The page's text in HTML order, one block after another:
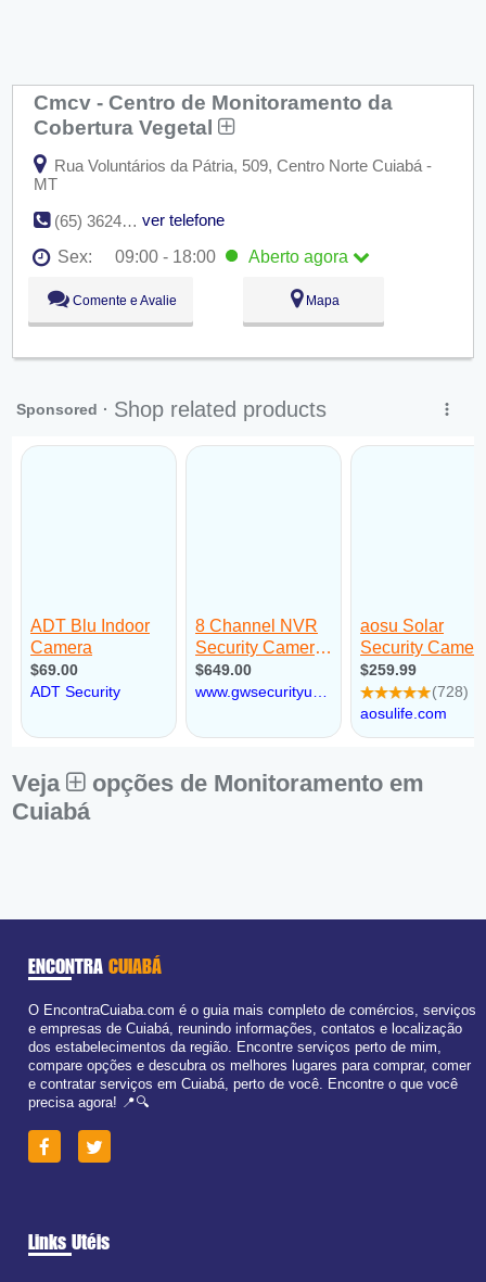
Cmcv - Centro de Monitoramento da
Cobertura Vegetal
Rua Voluntários da Pátria, 509, Centro Norte Cuiabá -
MT
(65) 3624-4965
ver telefone
Sex:
09:00 - 18:00 Aberto agora
Seg:
Ter:
09:00 - 18:00
Qua:
09:00 - 18:00
Sex:
09:00 - 18:00 Abertoagora
Dom:
Fechado
Comente e Avalie Mapa
Veja
opções de Monitoramento em
Cuiabá
ENCONTRA CUIABÁ
O EncontraCuiaba.com é o guia mais completo de comércios, serviços
e empresas de Cuiabá, reunindo informações, contatos e localização
dos estabelecimentos da região. Encontre serviços perto de mim,
compare opções e descubra os melhores lugares para comprar, comer
e contratar serviços em Cuiabá, perto de você. Encontre o que você
precisa agora! 📍🔍
Links Utéis